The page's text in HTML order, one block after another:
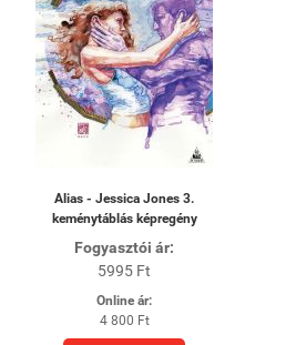
Alias - Jessica Jones 3.
keménytáblás képregény
Fogyasztói ár:
5995 Ft
Online ár:
4 800 Ft